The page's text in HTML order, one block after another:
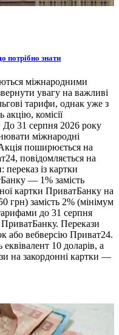
потрібно знати
міжнародними
увагу на важливі
тарифи, однак уже з
комісії
До 31 серпня 2026 року
міжнародні
поширюється на
повідомляється на
переказ із картки
— 1% замість
картки ПриватБанку на
грн) замість 2% (мінімум
до 31 серпня
Перекази
або вебверсію Приват24.
10 доларів, а
на закордонні картки —